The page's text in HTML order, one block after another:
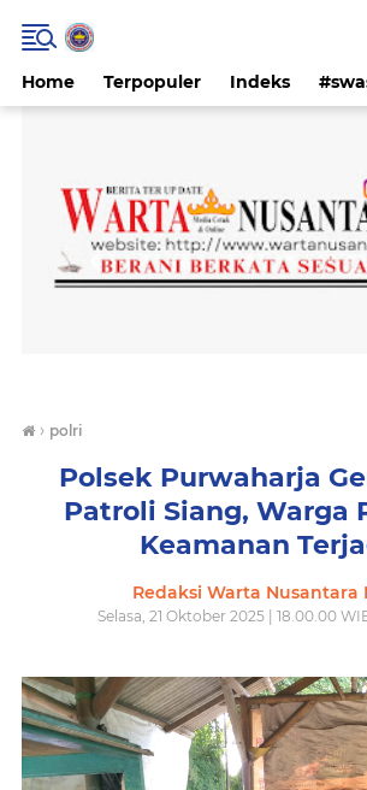
Home Terpopuler Indeks
› polri
Polsek Purwaharja
Patroli Siang, Warga
Keamanan
Redaksi Warta Nusantara
Selasa, 21 Oktober 2025 | 18.00.00